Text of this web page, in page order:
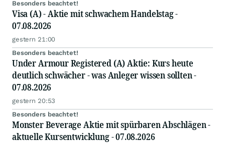
Besonders beachtet!
Visa (A) - Aktie mit schwachem Handelstag -
07.08.2026
gestern 21:00
Besonders beachtet!
Under Armour Registered (A) Aktie: Kurs heute
deutlich schwächer - was Anleger wissen sollten -
07.08.2026
gestern 20:53
Besonders beachtet!
Monster Beverage Aktie mit spürbaren Abschlägen -
aktuelle Kursentwicklung - 07.08.2026